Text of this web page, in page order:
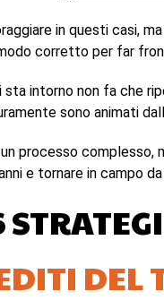
in questi casi,
corretto per far
sta intorno non fa che
sono animati
processo complesso,
e tornare in campo da
DEL